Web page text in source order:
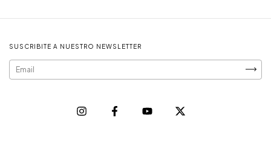
SUSCRIBITE A NUESTRO NEWSLETTER